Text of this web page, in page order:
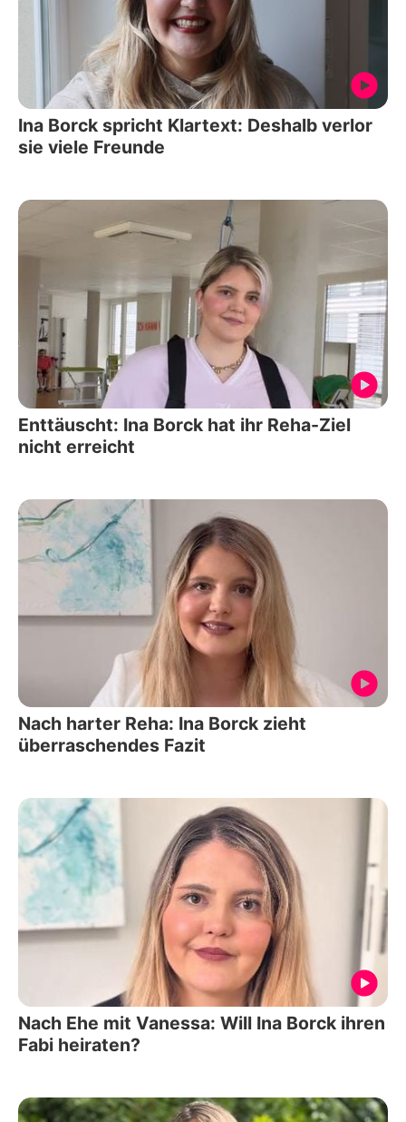
Ina Borck spricht Klartext: Deshalb verlor
sie viele Freunde
Enttäuscht: Ina Borck hat ihr Reha-Ziel
nicht erreicht
Nach harter Reha: Ina Borck zieht
überraschendes Fazit
Nach Ehe mit Vanessa: Will Ina Borck ihren
Fabi heiraten?